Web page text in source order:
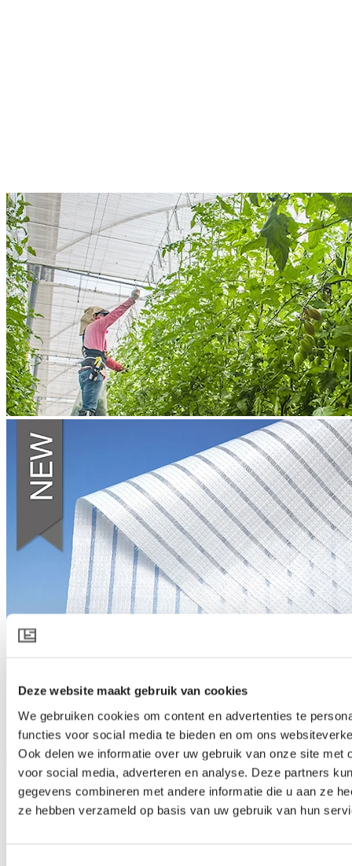
Deze website maakt gebruik van cookies
We gebruiken cookies om content en advertenties te
functies voor social media te bieden en om ons
Ook delen we informatie over uw gebruik van onze site met
voor social media, adverteren en analyse. Deze partners
gegevens combineren met andere informatie die u aan ze
ze hebben verzameld op basis van uw gebruik van hun
HARMONY 6145
Produktspezifikation herunterladen
Produktbeschreibung
Streut das Licht wie kein anderer